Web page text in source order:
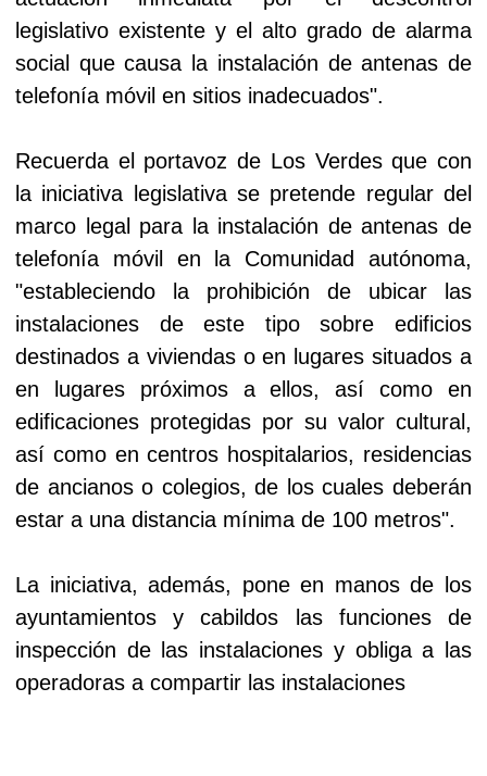
legislativo existente y el alto grado de alarma
social que causa la instalación de antenas de
telefonía móvil en sitios inadecuados".
Recuerda el portavoz de Los Verdes que con
la iniciativa legislativa se pretende regular del
marco legal para la instalación de antenas de
telefonía móvil en la Comunidad autónoma,
"estableciendo la prohibición de ubicar las
instalaciones de este tipo sobre edificios
destinados a viviendas o en lugares situados a
en lugares próximos a ellos, así como en
edificaciones protegidas por su valor cultural,
así como en centros hospitalarios, residencias
de ancianos o colegios, de los cuales deberán
estar a una distancia mínima de 100 metros".
La iniciativa, además, pone en manos de los
ayuntamientos y cabildos las funciones de
inspección de las instalaciones y obliga a las
operadoras a compartir las instalaciones